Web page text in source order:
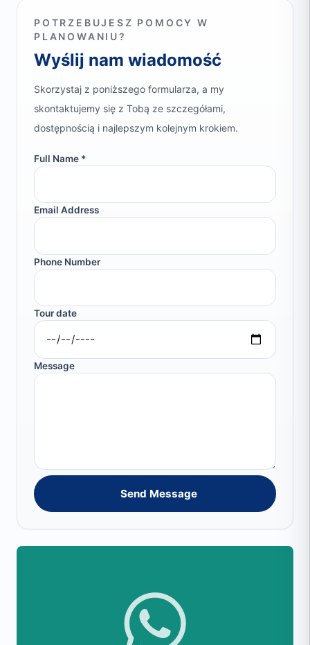
POTRZEBUJESZ POMOCY W
PLANOWANIU?
Wyślij nam wiadomość
Skorzystaj z poniższego formularza, a my
skontaktujemy się z Tobą ze szczegółami,
dostępnością i najlepszym kolejnym krokiem.
Full Name *
Email Address
Phone Number
Tour date
Message
Send Message